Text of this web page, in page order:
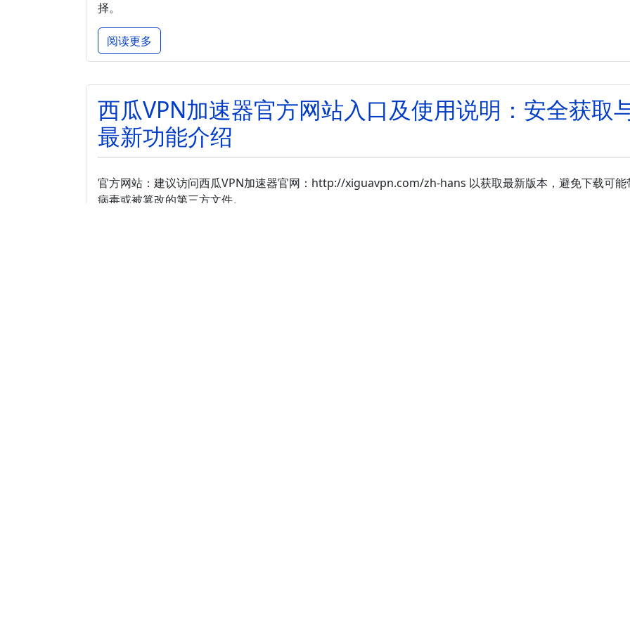
择。
阅读更多
西瓜VPN加速器官方网站入口及使用说明：安全获取
最新功能介绍
官方网站：建议访问西瓜VPN加速器官网：http://xiguavpn.com/zh-hans 以获取最新版本，避免下载可能
病毒或被篡改的第三方文件。